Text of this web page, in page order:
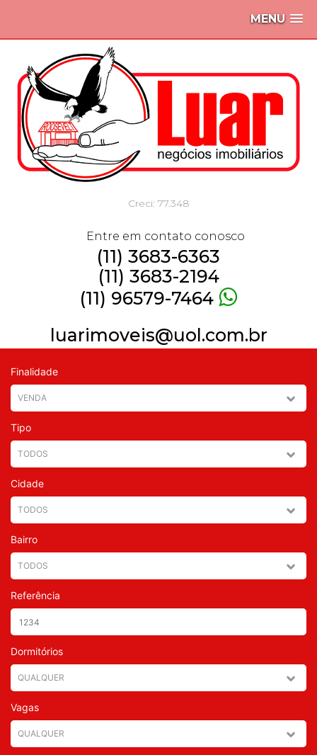
MENU
Creci: 77.348
Entre em contato conosco
(11) 3683-6363
(11) 3683-2194
(11) 96579-7464
luarimoveis@uol.com.br
Finalidade
Tipo
Cidade
Bairro
Referência
Dormitórios
Vagas